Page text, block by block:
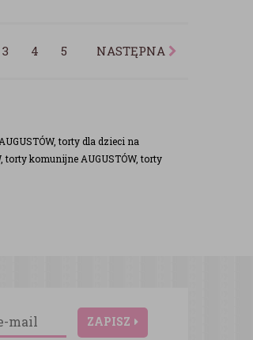
3 4 5 NASTĘPNA
torty dla dzieci na
torty komunijne AUGUSTÓW, torty
ZAPISZ